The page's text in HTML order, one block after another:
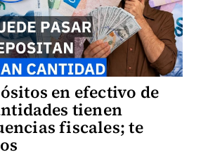
en efectivo de
tienen
fiscales; te